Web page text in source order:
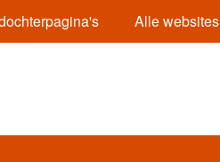
Alle websites